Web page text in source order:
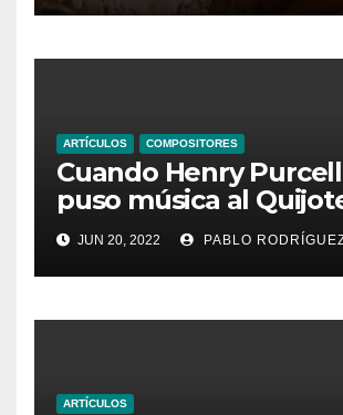
ARTÍCULOS COMPOSITORES
Cuando Henry
puso música al
JUN 20, 2022 PABLO
ARTÍCULOS